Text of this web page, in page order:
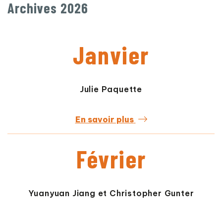
Archives 2026
Janvier
Julie Paquette
En savoir plus
Février
Yuanyuan Jiang et Christopher Gunter